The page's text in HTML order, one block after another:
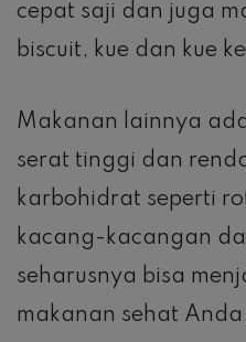
cepat saji dan juga
biscuit, kue dan kue
Makanan lainnya
serat tinggi dan
karbohidrat seperti
kacang-kacangan
seharusnya bisa
makanan sehat Anda.